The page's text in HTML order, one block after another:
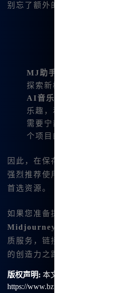
别忘了额外的好处：
MJ助手 1800
探索新概念，而无需担心
AI音乐生成
：享受为您
乐趣，利用
B族智能的AI
需要宁静的背景曲还是欢
个项目的选项。
因此，在保存成本、功能和支
强烈推荐使用
首选资源。
如果您准备提升艺术能力并保
Midjourney 中文版
。您可以
质服务，链接在这里：
的创造力之路正在等待您！
版权声明: 本文由【B族智能】原创
https://www.bzu.cn/news/show/